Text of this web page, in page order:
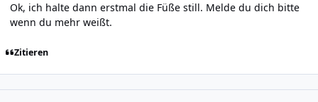
Ok, ich halte dann erstmal die Füße still. Melde du dich bitte
wenn du mehr weißt.
Zitieren